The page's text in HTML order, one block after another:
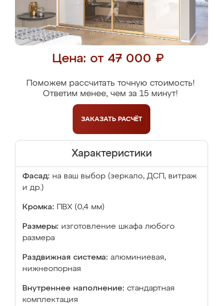
Цена: от 47 000 ₽
Поможем рассчитать точную стоимость!
Ответим менее, чем за 15 минут!
ЗАКАЗАТЬ РАСЧЁТ
Характеристики
Фасад: на ваш выбор (зеркало, ДСП, витраж
и др.)
Кромка: ПВХ (0,4 мм)
Размеры: изготовление шкафа любого
размера
Раздвижная система: алюминиевая,
нижнеопорная
Внутреннее наполнение: стандартная
комплектация